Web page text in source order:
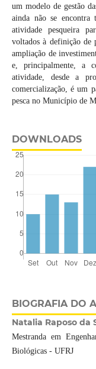
um modelo de gestão
ainda não se encontra
atividade pesqueira
voltados à definição de
ampliação de
e, principalmente, a
atividade, desde a
comercialização, é um
pesca no Município de
DOWNLOADS
BIOGRAFIA DO
Natalia Raposo da
Mestranda em
Biológicas - UFRJ